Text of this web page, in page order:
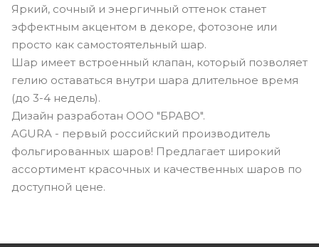
Яркий, сочный и энергичный оттенок станет
эффектным акцентом в декоре, фотозоне или
просто как самостоятельный шар.
Шар имеет встроенный клапан, который позволяет
гелию оставаться внутри шара длительное время
(до 3-4 недель).
Дизайн разработан ООО "БРАВО".
AGURA - первый российский производитель
фольгированных шаров! Предлагает широкий
ассортимент красочных и качественных шаров по
доступной цене.